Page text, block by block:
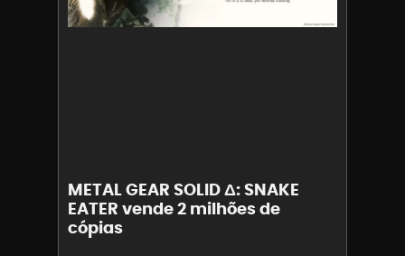
METAL GEAR SOLID Δ: SNAKE
EATER vende 2 milhões de
cópias